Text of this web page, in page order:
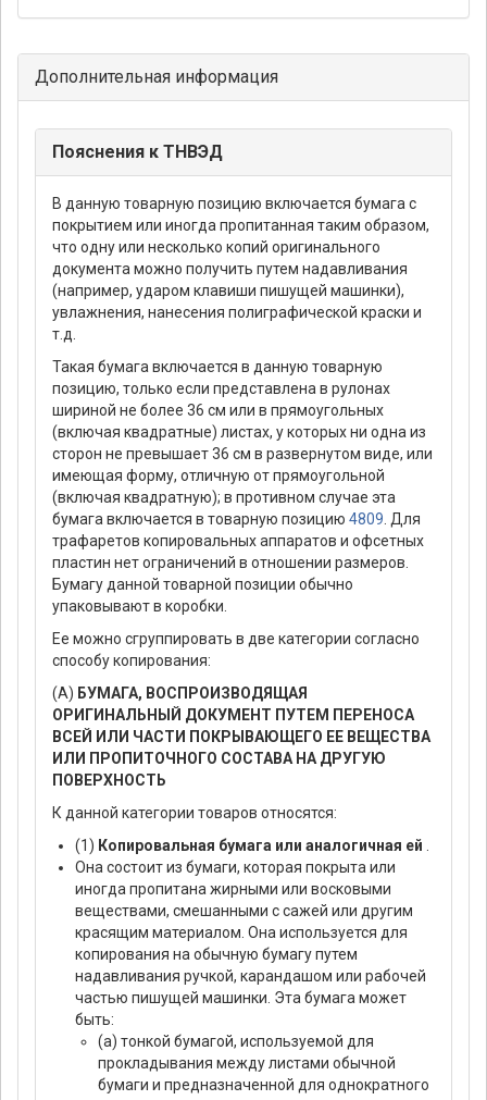
Дополнительная информация
Пояснения к ТНВЭД
В данную товарную позицию включается бумага с
покрытием или иногда пропитанная таким образом,
что одну или несколько копий оригинального
документа можно получить путем надавливания
(например, ударом клавиши пишущей машинки),
увлажнения, нанесения полиграфической краски и
т.д.
Такая бумага включается в данную товарную
позицию, только если представлена в рулонах
шириной не более 36 см или в прямоугольных
(включая квадратные) листах, у которых ни одна из
сторон не превышает 36 см в развернутом виде, или
имеющая форму, отличную от прямоугольной
(включая квадратную); в противном случае эта
бумага включается в товарную позицию 4809 . Для
трафаретов копировальных аппаратов и офсетных
пластин нет ограничений в отношении размеров.
Бумагу данной товарной позиции обычно
упаковывают в коробки.
Ее можно сгруппировать в две категории согласно
способу копирования:
(А) БУМАГА, ВОСПРОИЗВОДЯЩАЯ
ОРИГИНАЛЬНЫЙ ДОКУМЕНТ ПУТЕМ ПЕРЕНОСА
ВСЕЙ ИЛИ ЧАСТИ ПОКРЫВАЮЩЕГО ЕЕ ВЕЩЕСТВА
ИЛИ ПРОПИТОЧНОГО СОСТАВА НА ДРУГУЮ
ПОВЕРХНОСТЬ
К данной категории товаров относятся:
(1) Копировальная бумага или аналогичная ей
Она состоит из бумаги, которая покрыта или
иногда пропитана жирными или восковыми
веществами, смешанными с сажей или другим
красящим материалом. Она используется для
копирования на обычную бумагу путем
надавливания ручкой, карандашом или рабочей
частью пишущей машинки. Эта бумага может
быть:
(а) тонкой бумагой, используемой для
прокладывания между листами обычной
бумаги и предназначенной для однократного